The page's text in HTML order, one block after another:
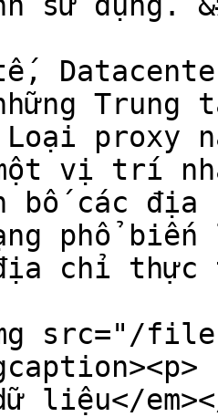
Trung
proxy
vị trí
bố các
phổ biến
chỉ thực
src="/files/
liệu</